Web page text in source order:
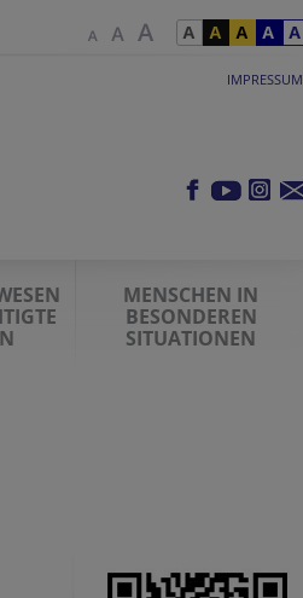
IMPRESSUM
MENSCHEN IN
BESONDEREN
SITUATIONEN